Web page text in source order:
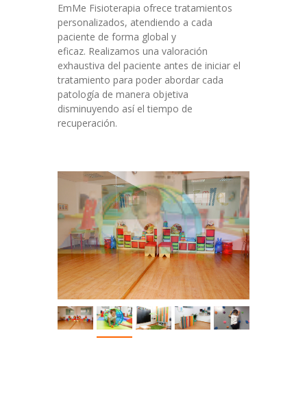
EmMe Fisioterapia ofrece tratamientos
personalizados, atendiendo a cada
paciente de forma global y
eficaz. Realizamos una valoración
exhaustiva del paciente antes de iniciar el
tratamiento para poder abordar cada
patología de manera objetiva
disminuyendo así el tiempo de
recuperación.